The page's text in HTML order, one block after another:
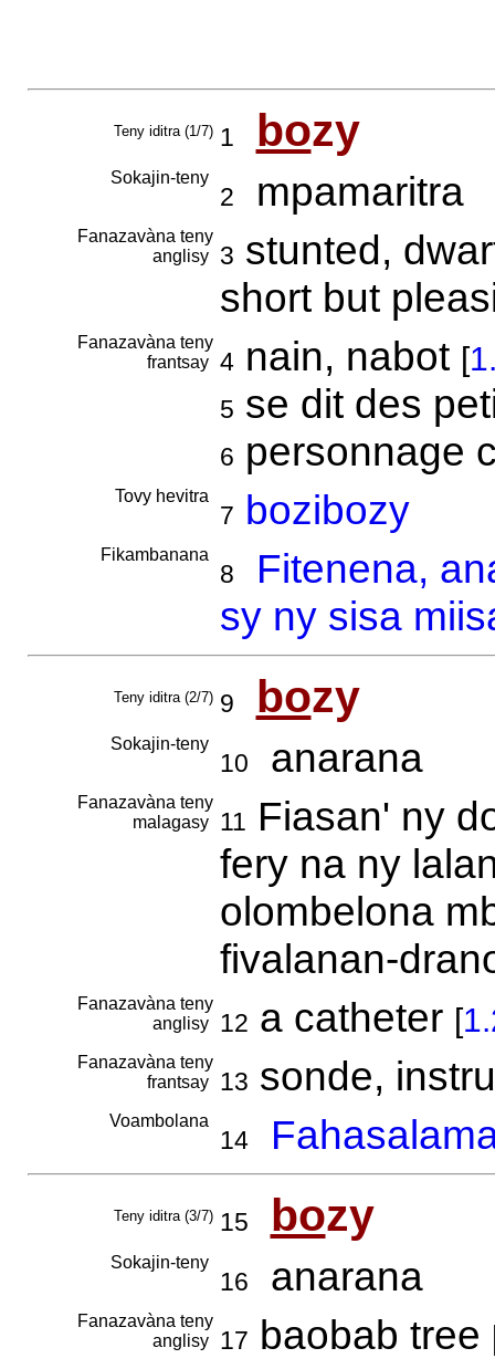
Teny iditra (1/7) 1 bozy
Sokajin-teny
2 mpamaritra
Fanazavàna teny
anglisy
3 stunted,
short but
Fanazavàna teny
frantsay 4nain, nabot [
5 se dit des
6 personnage
Tovy hevitra
7 bozibozy
Fikambanana
8
Fitenena,
sy ny sisa
Teny iditra (2/7) 9 bozy
Sokajin-teny
10 anarana
Fanazavàna teny
malagasy
11 Fiasan' ny
fery na ny
olombelona
fivalanan-
Fanazavàna teny
anglisy
12 a catheter [
Fanazavàna teny
frantsay
13 sonde,
Voambolana
14
Teny iditra (3/7) 15 bozy
Sokajin-teny
16 anarana
Fanazavàna teny
anglisy
17 baobab tree